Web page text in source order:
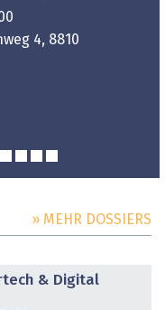
4, 8810
» MEHR DOSSIERS
& Digital